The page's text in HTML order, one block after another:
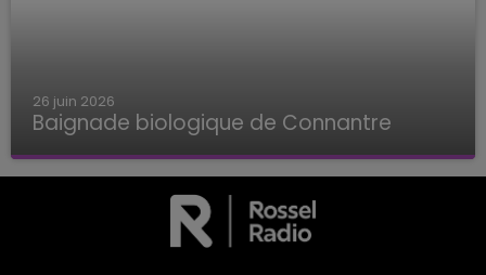
26 juin 2026
Baignade biologique de Connantre
Baignade biologique de Connantre